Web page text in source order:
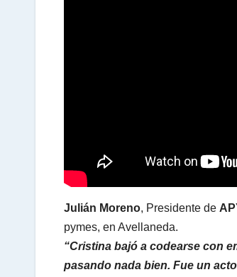
Julián Moreno, Presidente de
pymes, en Avellaneda.
“Cristina bajó a codearse con
pasando nada bien. Fue un